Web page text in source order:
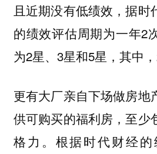
且近期没有低绩效，据时
的绩效评估周期为一年2
为2星、3星和5星，其中
更有大厂亲自下场做房地
供可购买的福利房，至少
格力。根据时代财经的